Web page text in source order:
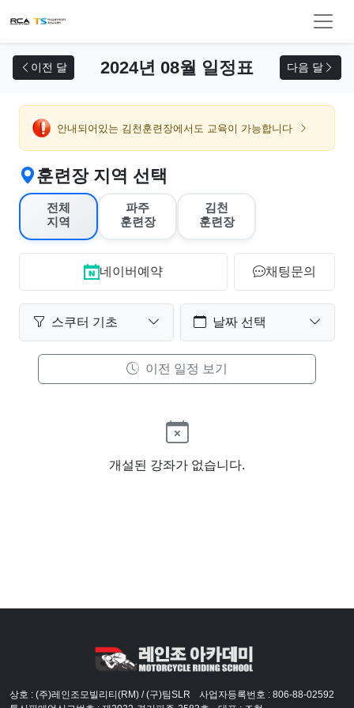
이전 달 2024년 08월 일정표 다음 달
안내되어있는 김천훈련장에서도 교육이 가능합니다
훈련장 지역 선택
전체
지역
파주
훈련장
김천
훈련장
네이버예약 채팅문의
스쿠터 기초 날짜 선택
이전 일정 보기
개설된 강좌가 없습니다.
상호 : (주)레인조모빌리티(RM) / (구)팀SLR
사업자등록번호 : 806-88-02592